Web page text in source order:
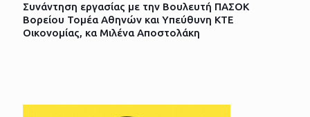
Συνάντηση εργασίας με την Βουλευτή ΠΑΣΟΚ
Βορείου Τομέα Αθηνών και Υπεύθυνη ΚΤΕ
Οικονομίας, κα Μιλένα Αποστολάκη